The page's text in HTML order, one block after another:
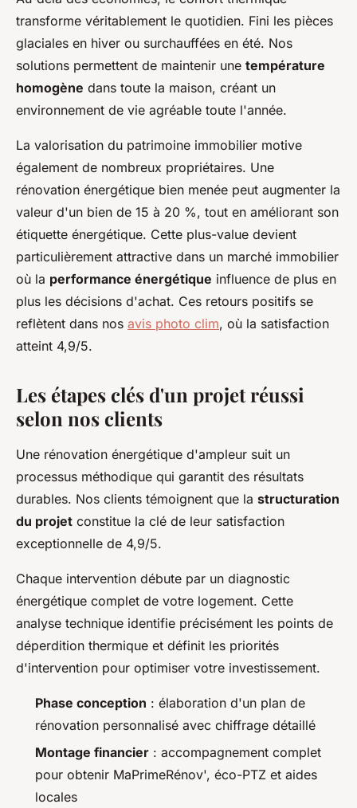
transforme véritablement le quotidien. Fini les pièces
glaciales en hiver ou surchauffées en été. Nos
solutions permettent de maintenir une température
homogène dans toute la maison, créant un
environnement de vie agréable toute l'année.
La valorisation du patrimoine immobilier motive
également de nombreux propriétaires. Une
rénovation énergétique bien menée peut augmenter la
valeur d'un bien de 15 à 20 %, tout en améliorant son
étiquette énergétique. Cette plus-value devient
particulièrement attractive dans un marché immobilier
où la performance énergétique influence de plus en
plus les décisions d'achat. Ces retours positifs se
reflètent dans nos avis photo clim, où la satisfaction
atteint 4,9/5.
Les étapes clés d'un projet réussi
selon nos clients
Une rénovation énergétique d'ampleur suit un
processus méthodique qui garantit des résultats
durables. Nos clients témoignent que la structuration
du projet constitue la clé de leur satisfaction
exceptionnelle de 4,9/5.
Chaque intervention débute par un diagnostic
énergétique complet de votre logement. Cette
analyse technique identifie précisément les points de
déperdition thermique et définit les priorités
d'intervention pour optimiser votre investissement.
Phase conception : élaboration d'un plan de
rénovation personnalisé avec chiffrage détaillé
Montage financier : accompagnement complet
pour obtenir MaPrimeRénov', éco-PTZ et aides
locales